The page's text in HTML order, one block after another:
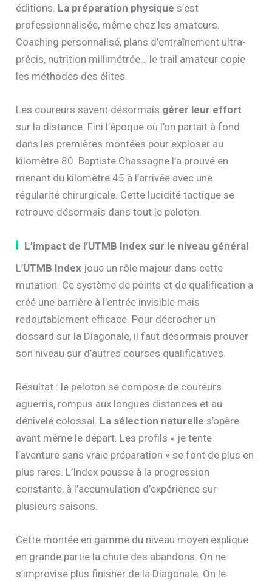
éditions. La préparation physique s’est
professionnalisée, même chez les amateurs.
Coaching personnalisé, plans d’entraînement ultra-
précis, nutrition millimétrée… le trail amateur copie
les méthodes des élites.
Les coureurs savent désormais gérer leur effort
sur la distance. Fini l’époque où l’on partait à fond
dans les premières montées pour exploser au
kilomètre 80. Baptiste Chassagne l’a prouvé en
menant du kilomètre 45 à l’arrivée avec une
régularité chirurgicale. Cette lucidité tactique se
retrouve désormais dans tout le peloton.
L’impact de l’UTMB Index sur le niveau général
L’UTMB Index joue un rôle majeur dans cette
mutation. Ce système de points et de qualification a
créé une barrière à l’entrée invisible mais
redoutablement efficace. Pour décrocher un
dossard sur la Diagonale, il faut désormais prouver
son niveau sur d’autres courses qualificatives.
Résultat : le peloton se compose de coureurs
aguerris, rompus aux longues distances et au
dénivelé colossal. La sélection naturelle s’opère
avant même le départ. Les profils « je tente
l’aventure sans vraie préparation » se font de plus en
plus rares. L’Index pousse à la progression
constante, à l’accumulation d’expérience sur
plusieurs saisons.
Cette montée en gamme du niveau moyen explique
en grande partie la chute des abandons. On ne
s’improvise plus finisher de la Diagonale. On le